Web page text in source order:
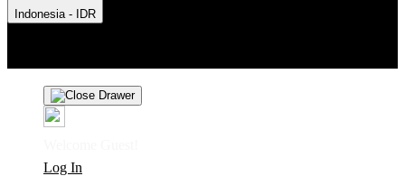
Indonesia - IDR
Log In